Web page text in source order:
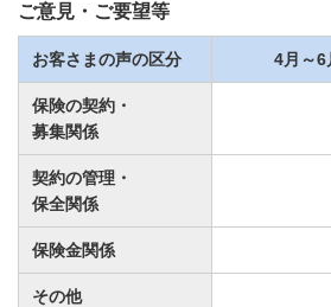
ご意見・ご要望等
お客さまの声の区分 4月～6
保険の契約・
募集関係
契約の管理・
保全関係
保険金関係
その他